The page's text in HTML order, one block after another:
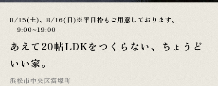
8/15(土)、8/16(日)※平日枠もご用意しております。
9:00~19:00
あえて20帖LDKをつくらない、ちょうど
いい家。
浜松市中央区富塚町